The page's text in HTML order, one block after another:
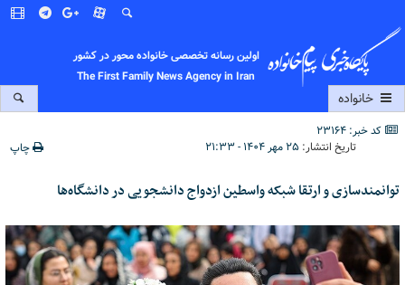
اولین رسانه تخصصی خانواده محور در کشور
The First Family News Agency in Iran
خانواده
کد خبر: 23164
تاریخ انتشار: ۲۵ مهر ۱۴۰۴ - ۲۱:۳۳ چاپ
توانمندسازی و ارتقا شبکه واسطین ازدواج دانشجویی در دانشگاه‌ها